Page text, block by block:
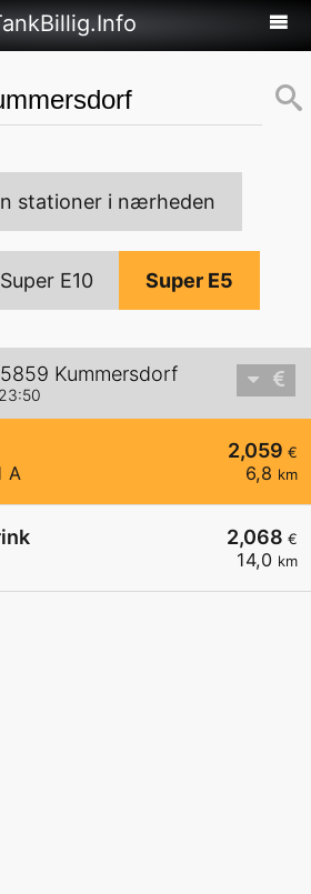
stationer i nærheden
Super E10 Super E5
Kummersdorf
2,059 €
6,8 km
A
2,068 €
14,0 km